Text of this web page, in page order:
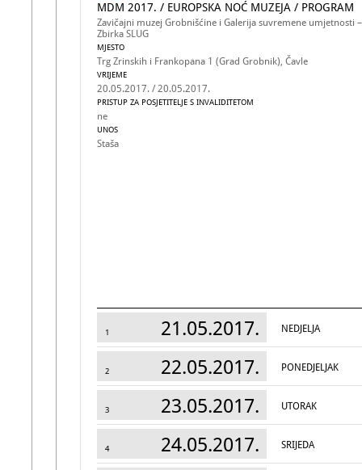
MDM 2017. / EUROPSKA NOĆ MUZEJA / PROGRAM
Zavičajni muzej Grobnišćine i Galerija suvremene umjetnosti –
Zbirka SLUG
MJESTO
Trg Zrinskih i Frankopana 1 (Grad Grobnik), Čavle
VRIJEME
20.05.2017. / 20.05.2017.
PRISTUP ZA POSJETITELJE S INVALIDITETOM
ne
UNOS
Staša
1 21.05.2017. NEDJELJA
2 22.05.2017. PONEDJELJAK
3 23.05.2017. UTORAK
4 24.05.2017. SRIJEDA